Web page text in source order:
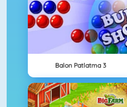
Balon Patlatma 3